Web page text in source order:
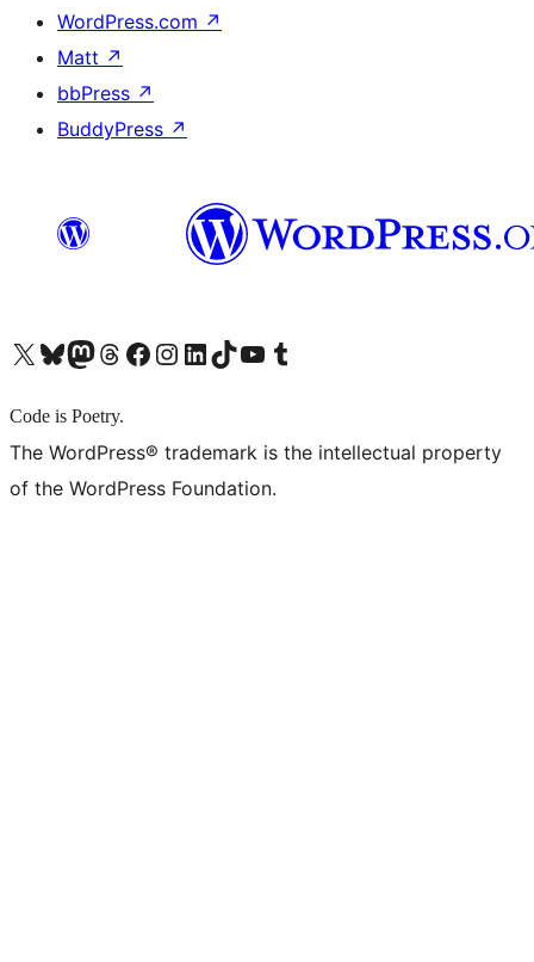
WordPress.com ↗
Matt ↗
bbPress ↗
BuddyPress ↗
X (旧 Twitter) アカウントへBluesky アカウントへMastodon アカウントへThreads アカウントへ Facebook ページへInstagram アカウントへ LinkedIn アカウントへTikTok アカウントへYouTube チャンネルへ Tumblr アカウントへ
Code is Poetry.
The WordPress® trademark is the intellectual property
of the WordPress Foundation.